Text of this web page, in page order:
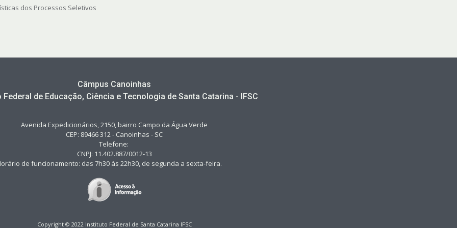
dos Processos Seletivos
Câmpus Canoinhas
Federal de Educação, Ciência e Tecnologia de Santa Catarina - IFSC
Avenida Expedicionários, 2150, bairro Campo da Água Verde
CEP: 89466 312 - Canoinhas - SC
Telefone:
CNPJ: 11.402.887/0012-13
de funcionamento: das 7h30 às 22h30, de segunda a sexta-feira.
Copyright © 2022 Instituto Federal de Santa Catarina IFSC